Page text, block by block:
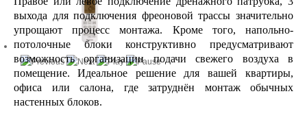
выхода для подключения фреоновой трассы значительно
упрощают процесс монтажа. Кроме того, напольно-
потолочные блоки конструктивно предусматривают
возможность организации подачи свежего воздуха в
помещение.
Идеальное решение для вашей квартиры,
офиса или салона, где затруднён монтаж обычных
настенных блоков.